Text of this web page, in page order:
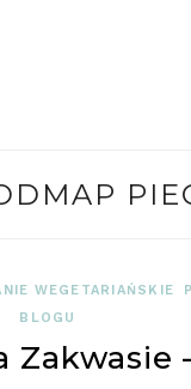
WEGETARIAŃSKIE
BLOGU
Zakwasie